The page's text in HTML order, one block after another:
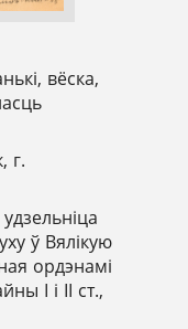
вёска,
г.
ў Вялікую
ордэнамі
І і ІІ ст.,